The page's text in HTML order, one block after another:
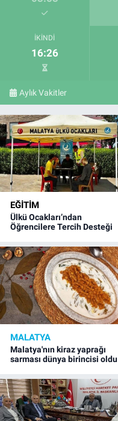
İKINDI
16:26
Aylık Vakitler
EĞITIM
Ülkü Ocakları’ndan
Öğrencilere Tercih Desteği
MALATYA
Malatya'nın kiraz yaprağı
sarması dünya birincisi oldu